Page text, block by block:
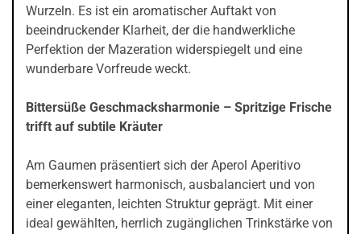
Wurzeln. Es ist ein aromatischer Auftakt von
beeindruckender Klarheit, der die handwerkliche
Perfektion der Mazeration widerspiegelt und eine
wunderbare Vorfreude weckt.
Bittersüße Geschmacksharmonie – Spritzige Frische
trifft auf subtile Kräuter
Am Gaumen präsentiert sich der Aperol Aperitivo
bemerkenswert harmonisch, ausbalanciert und von
einer eleganten, leichten Struktur geprägt. Mit einer
ideal gewählten, herrlich zugänglichen Trinkstärke von